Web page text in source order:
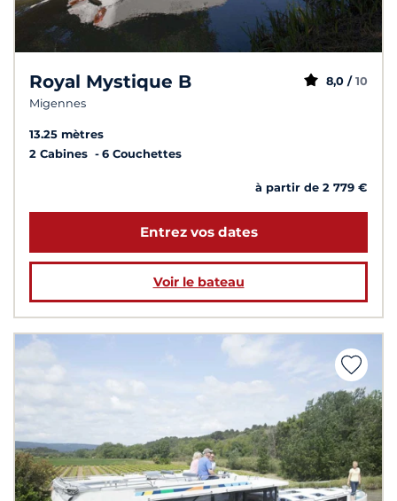
Royal Mystique B
Migennes
8,0 / 10
13.25 mètres
2 Cabines
6 Couchettes
à partir de 2 779 €
Entrez vos dates
Voir le bateau